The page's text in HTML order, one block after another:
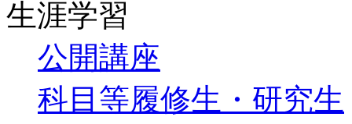
生涯学習
公開講座
科目等履修生・研究生